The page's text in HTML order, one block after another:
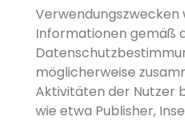
Informationen gemäß
möglicherweise
Aktivitäten der Nutzer
wie etwa Publisher,